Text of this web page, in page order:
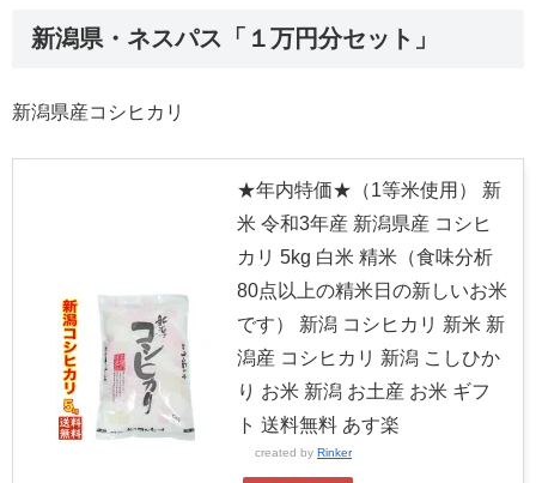
新潟県・ネスパス「１万円分セット」
新潟県産コシヒカリ
★年内特価★（1等米使用） 新
米 令和3年産 新潟県産 コシヒ
カリ 5kg 白米 精米（食味分析
80点以上の精米日の新しいお米
です） 新潟 コシヒカリ 新米 新
潟産 コシヒカリ 新潟 こしひか
り お米 新潟 お土産 お米 ギフ
ト 送料無料 あす楽
created by Rinker